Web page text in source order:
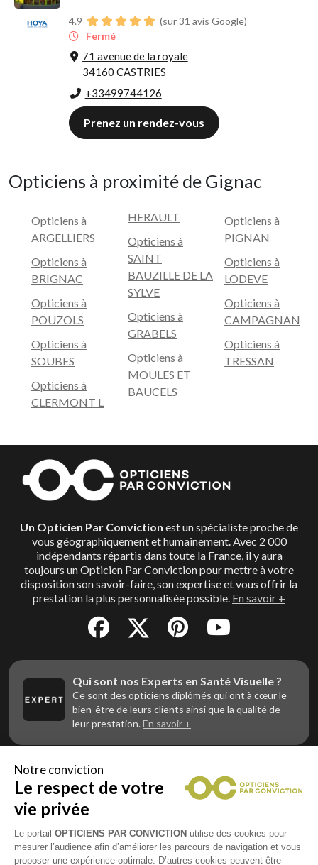
4.9
(sur 31 avis Google)
Fermé
71 avenue de la royale
34160 CASTRIES
+33499744126
Prenez un rendez-vous
Opticiens à proximité de Gignac
Opticiens à
ARGELLIERS
Opticiens à
BRIGNAC
Opticiens à
POUZOLS
Opticiens à
SOUBES
Opticiens à
CLERMONT L
HERAULT
Opticiens à
SAINT
BAUZILLE DE LA
SYLVE
Opticiens à
GRABELS
Opticiens à
MOULES ET
BAUCELS
Opticiens à
PIGNAN
Opticiens à
LODEVE
Opticiens à
CAMPAGNAN
Opticiens à
TRESSAN
Un Opticien Par Conviction est un spécialiste proche de
vous géographiquement et humainement. Avec 2 000
indépendants répartis dans toute la France, il y aura
toujours un Opticien Par Conviction pour mettre à votre
disposition son savoir-faire, son expertise et vous offrir la
prestation la plus personnalisée possible. En savoir +
Qui sont nos Experts en Santé Visuelle ?
Ce sont des opticiens diplômés qui ont à cœur le
bien-être de leurs clients ainsi que la qualité de
leur prestation. En savoir +
Vous êtes un professionnel de la vue et
vous souhaitez nous rejoindre ?
Contactez Alliance Optic, la centrale d’achats et
d’accompagnement des opticiens indépendants
Notre conviction
Le respect de votre
vie privée
Le portail OPTICIENS PAR CONVICTION utilise des cookies pour
mesurer l’audience afin d’améliorer les parcours de navigation et vous
proposer une expérience optimale. D’autres cookies peuvent être